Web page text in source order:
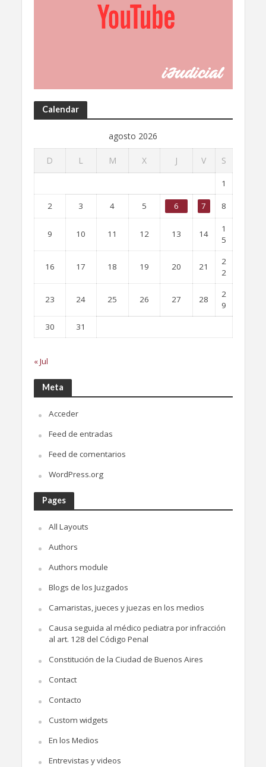
Calendar
agosto 2026
D L M X J V S
1
2 3 4 5 6 7 8
9 10 11 12 13 14
1
5
16 17 18 19 20 21
2
2
23 24 25 26 27 28
2
9
30
31
« Jul
Meta
Acceder
Feed de entradas
Feed de comentarios
WordPress.org
Pages
All Layouts
Authors
Authors module
Blogs de los Juzgados
Camaristas, jueces y juezas en los medios
Causa seguida al médico pediatra por infracción
al art. 128 del Código Penal
Constitución de la Ciudad de Buenos Aires
Contact
Contacto
Custom widgets
En los Medios
Entrevistas y videos